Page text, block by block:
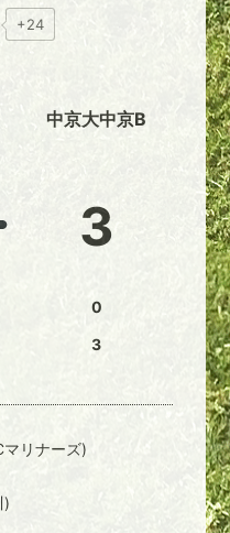
+24
中京大中京B
3
0
3
マリナーズ)
)